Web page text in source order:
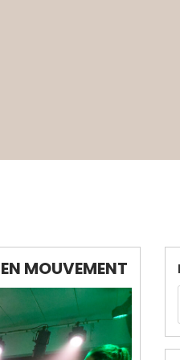
MOUVEMENT